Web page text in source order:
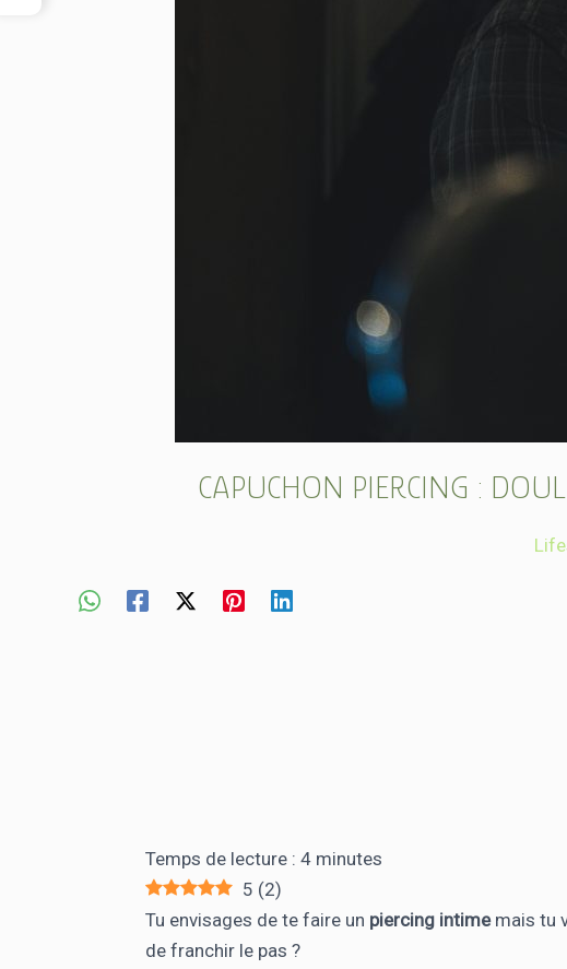
CAPUCHON PIERCING :
Temps de lecture :4 minutes
5 (2)
Tu envisages de te faire un piercing intimemais tu
de franchir le pas ?